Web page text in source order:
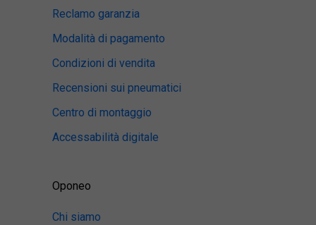
Reclamo garanzia
Modalità di pagamento
Condizioni di vendita
Recensioni sui pneumatici
Centro di montaggio
Accessabilità digitale
Oponeo
Chi siamo